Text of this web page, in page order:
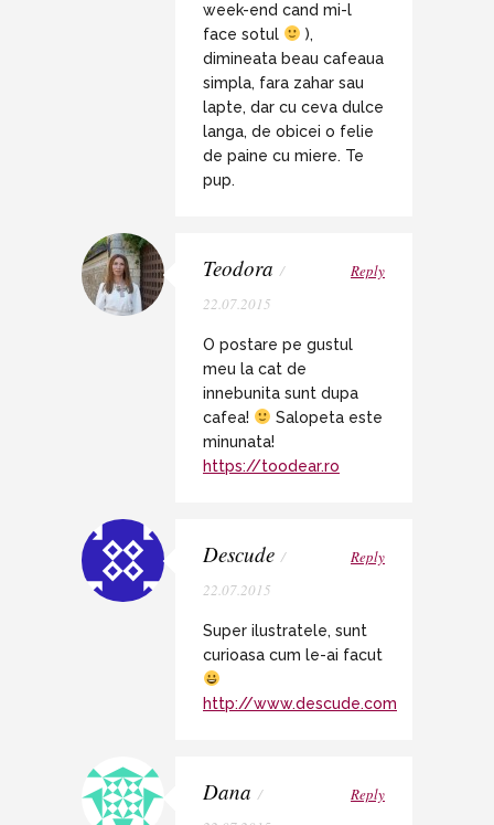
week-end cand mi-l
face sotul
),
dimineata beau cafeaua
simpla, fara zahar sau
lapte, dar cu ceva dulce
langa, de obicei o felie
de paine cu miere. Te
pup.
Teodora /
22.07.2015
Reply
O postare pe gustul
meu la cat de
innebunita sunt dupa
cafea!
Salopeta este
minunata!
https://toodear.ro
Descude /
22.07.2015
Reply
Super ilustratele, sunt
curioasa cum le-ai facut
http://www.descude.com
Dana /
Reply